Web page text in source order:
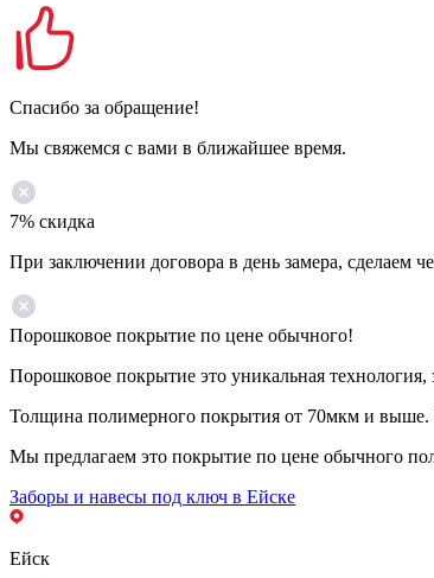
Спасибо за обращение!
Мы свяжемся с вами в ближайшее время.
7% скидка
При заключении договора в день замера, сделаем
Порошковое покрытие по цене обычного!
Порошковое покрытие это уникальная
Толщина полимерного покрытия от 70мкм и выше.
Мы предлагаем это покрытие по цене обычного
Заборы и навесы под ключ в Ейске
Ейск